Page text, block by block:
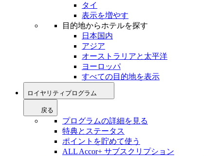
タイ
表示を増やす
目的地からホテルを探す
日本国内
アジア
オーストラリアと太平洋
ヨーロッパ
すべての目的地を表示
ロイヤリティプログラム
戻る
プログラムの詳細を見る
特典とステータス
ポイントを貯めて使う
ALL Accor+ サブスクリプション